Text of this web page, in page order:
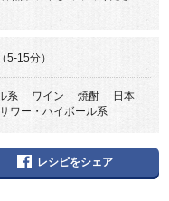
5-15分）
ル系 ワイン 焼酎 日本
ワー・ハイボール系
レシピをシェア